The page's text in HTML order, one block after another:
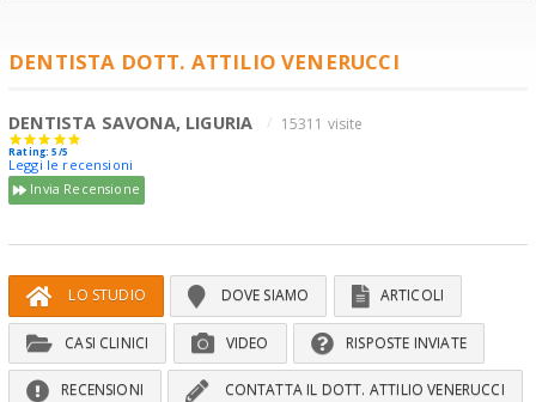
DENTISTA DOTT. ATTILIO VENERUCCI
DENTISTA SAVONA, LIGURIA 15311 visite
Rating: 5/5
Leggi le recensioni
Invia Recensione
LO STUDIO DOVE SIAMO ARTICOLI
CASI CLINICI VIDEO RISPOSTE INVIATE
RECENSIONI CONTATTA IL DOTT. ATTILIO VENERUCCI